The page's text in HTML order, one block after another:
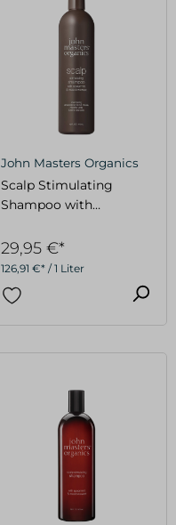
John Masters Organics
Scalp Stimulating
Shampoo with
Meadowsweet 236ml
126,91 €* / 1 Liter
29,95 €*